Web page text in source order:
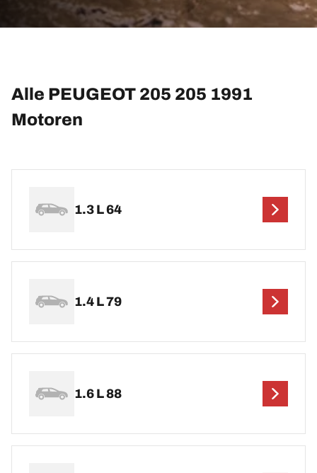
Alle PEUGEOT 205 205 1991
Motoren
1.3 L 64
1.4 L 79
1.6 L 88